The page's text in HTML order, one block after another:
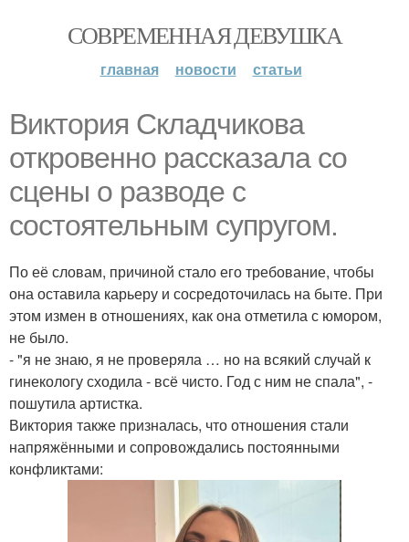
СОВРЕМЕННАЯ ДЕВУШКА
главная новости статьи
Виктория Складчикова
откровенно рассказала со
сцены о разводе с
состоятельным супругом.
По её словам, причиной стало его требование, чтобы
она оставила карьеру и сосредоточилась на быте. При
этом измен в отношениях, как она отметила с юмором,
не было.
- "я не знаю, я не проверяла … но на всякий случай к
гинекологу сходила - всё чисто. Год с ним не спала", -
пошутила артистка.
Виктория также призналась, что отношения стали
напряжёнными и сопровождались постоянными
конфликтами: